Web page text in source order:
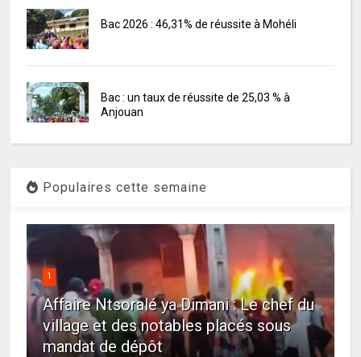
Bac 2026 : 46,31% de réussite à Mohéli
Bac : un taux de réussite de 25,03 % à
Anjouan
Populaires cette semaine
1
Affaire Ntsoralé ya Dimani : Le chef du
village et des notables placés sous
mandat de dépôt